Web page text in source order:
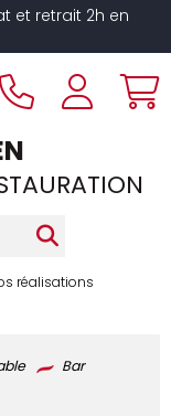
et retrait 2h en
réalisations
Bar